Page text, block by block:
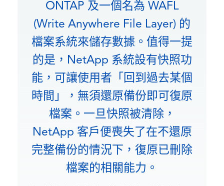
ONTAP 及一個名為 WAFL
(Write Anywhere File Layer) 的
檔案系統來儲存數據。值得一提
的是，NetApp 系統設有快照功
能，可讓使用者「回到過去某個
時間」，無須還原備份即可復原
檔案。一旦快照被清除，
NetApp 客戶便喪失了在不還原
完整備份的情況下，復原已刪除
檔案的相關能力。